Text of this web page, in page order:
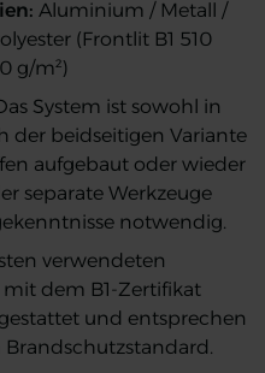
Aluminium / Metall /
(Frontlit B1 510
g/m²)
System ist sowohl in
der beidseitigen Variante
aufgebaut oder wieder
separate Werkzeuge
notwendig.
verwendeten
dem B1-Zertifikat
und entsprechen